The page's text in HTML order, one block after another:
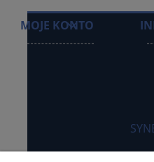
MOJE KONTO